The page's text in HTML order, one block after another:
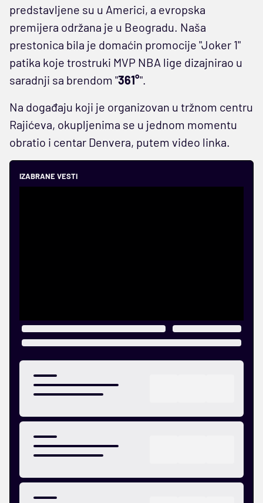
predstavljene su u Americi, a evropska
premijera održana je u Beogradu. Naša
prestonica bila je domaćin promocije "Joker 1"
patika koje trostruki MVP NBA lige dizajnirao u
saradnji sa brendom "361°".
Na događaju koji je organizovan u tržnom centru
Rajićeva, okupljenima se u jednom momentu
obratio i centar Denvera, putem video linka.
IZABRANE VESTI